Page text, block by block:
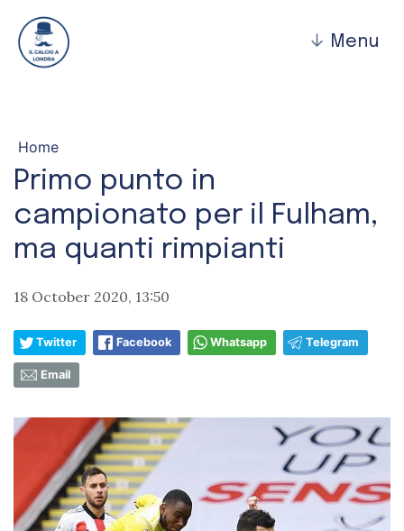
↓ Menu
Home
Primo punto in
campionato per il Fulham,
ma quanti rimpianti
18 October 2020, 13:50
Twitter Facebook Whatsapp Telegram
Email